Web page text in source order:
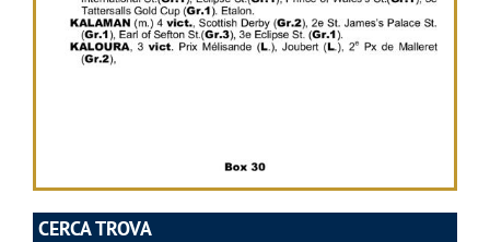
CERCA TROVA